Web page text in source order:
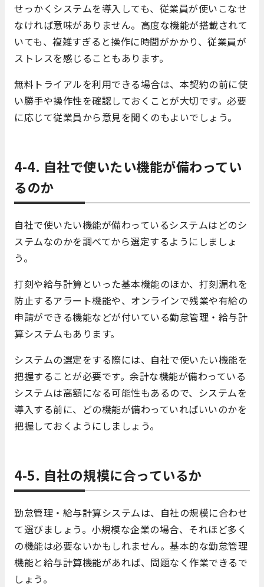
せっかくシステムを導入しても、従業員が使いこなせ
なければ意味がありません。高度な機能が搭載されて
いても、複雑すぎると操作に時間がかかり、従業員が
ストレスを感じることもあります。
無料トライアルを利用できる場合は、本契約の前に使
い勝手や操作性を確認しておくことが大切です。必要
に応じて従業員から意見を聞くのもよいでしょう。
4-4. 自社で使いたい機能が備わってい
るのか
自社で使いたい機能が備わっているシステムはどのシ
ステムなのかを調べてから選定するようにしましょ
う。
打刻や給与計算といった基本機能のほか、打刻漏れを
防止するアラート機能や、オンラインで残業や有給の
申請ができる機能などが付いている勤怠管理・給与計
算システムもあります。
システムの選定をする際には、自社で使いたい機能を
把握することが必要です。余計な機能が備わっている
システムは高額になる可能性もあるので、システムを
導入する前に、どの機能が備わっていればいいのかを
把握しておくようにしましょう。
4-5. 自社の規模に合っているか
勤怠管理・給与計算システムは、自社の規模に合わせ
て選びましょう。小規模な企業の場合、それほど多く
の機能は必要ないかもしれません。基本的な勤怠管理
機能と給与計算機能があれば、問題なく作業できるで
しょう。